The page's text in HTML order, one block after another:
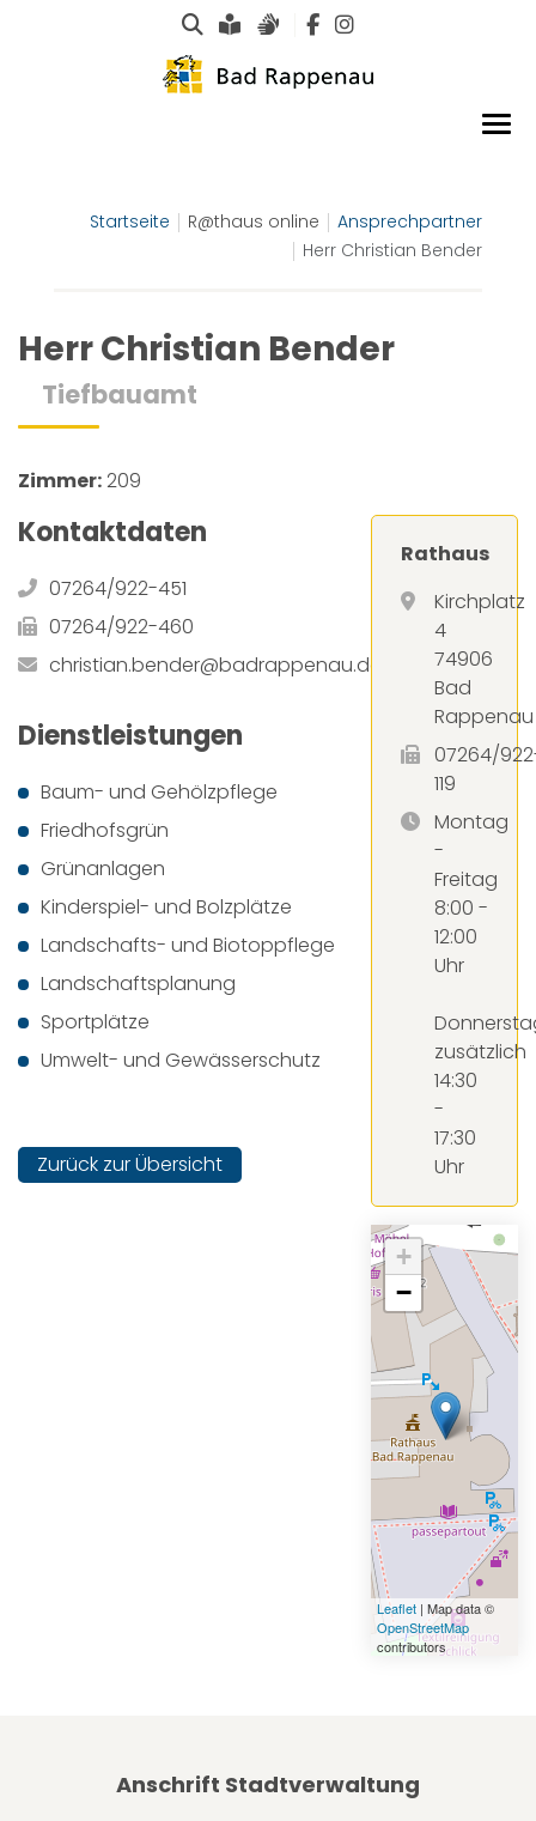
Suche
Leichte Sprache
Gebärdensprachen
Startseite R@thaus online
Ansprechpartner
Herr Christian Bender
Herr Christian Bender
Tiefbauamt
Zimmer:209
Kontaktdaten
07264/922-451
07264/922-460
christian.bender@badrappenau.de
Dienstleistungen
Baum- und Gehölzpflege
Friedhofsgrün
Grünanlagen
Kinderspiel- und Bolzplätze
Landschafts- und Biotoppflege
Landschaftsplanung
Sportplätze
Umwelt- und Gewässerschutz
Zurück zur Übersicht
Rathaus
Kirchplatz
4
74906
Bad
Rappenau
07264/
119
Montag
-
Freitag
8:00 -
12:00
Uhr
zusätzlich
14:30
-
17:30
Uhr
+
−
Leaflet| Map data ©
OpenStreetMap
contributors
Anschrift Stadtverwaltung